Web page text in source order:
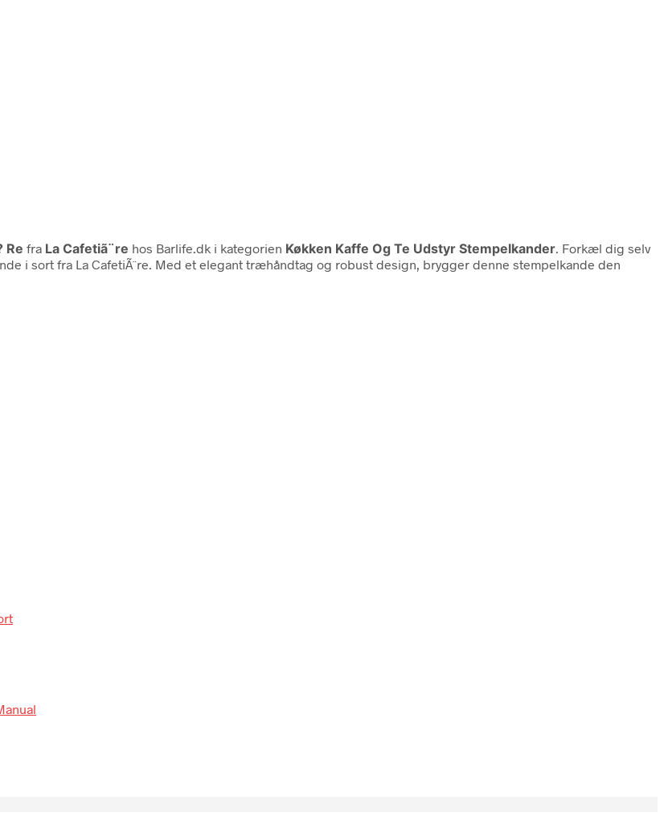
Re fra La Cafetiã¨re hos Barlife.dk i kategorien Køkken Kaffe Og Te Udstyr Stempelkander . Forkæl dig selv
i sort fra La CafetiÃ¨re. Med et elegant træhåndtag og robust design, brygger denne stempelkande den